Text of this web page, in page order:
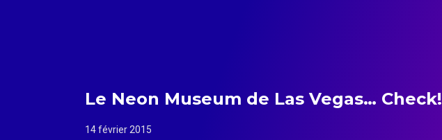
Le Neon Museum de Las Vegas… Check!
14 février 2015